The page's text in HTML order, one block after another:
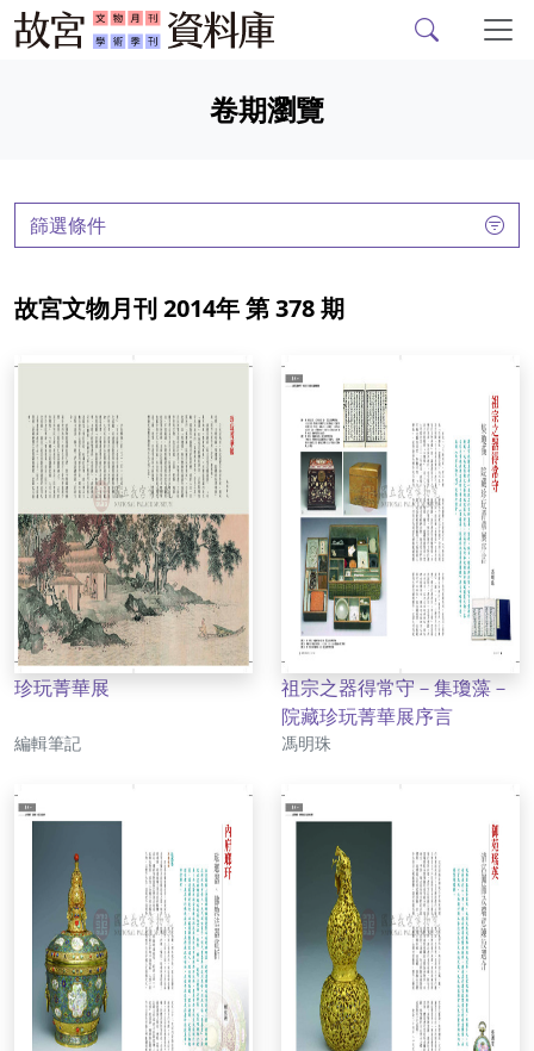
故宮文物月刊、故宮學
卷期瀏覽
篩選條件
故宮文物月刊 2014年 第 378 期
珍玩菁華展
作者
編輯筆記
祖宗之器得常守－集瓊藻－
院藏珍玩菁華展序言
作者
馮明珠